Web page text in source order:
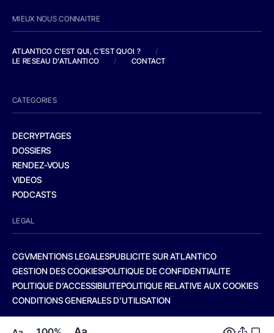
MIEUX NOUS CONNAITRE
ATLANTICO C'EST QUI, C'EST QUOI ?
/
LE RESEAU D'ATLANTICO
/ CONTACT
CATEGORIES
DECRYPTAGES
DOSSIERS
RENDEZ-VOUS
VIDEOS
PODCASTS
LEGAL
CGVMENTIONS LEGALESPUBLICITE SUR ATLANTICO
GESTION DES COOKIESPOLITIQUE DE CONFIDENTIALITE
POLITIQUE D’ACCESSIBILITEPOLITIQUE RELATIVE AUX COOKIES
CONDITIONS GENERALES D’UTILISATION